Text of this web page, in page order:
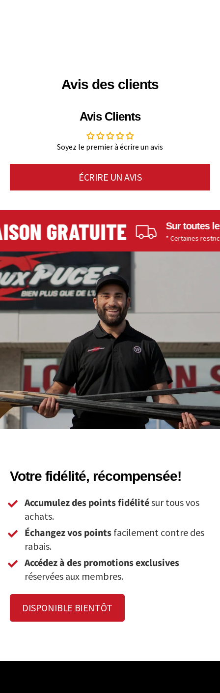
Avis des clients
Avis Clients
Soyez le premier à écrire un avis
ÉCRIRE UN AVIS
GRATUITE Sur toutes les
* Certaines
Votre fidélité, récompensée!
Accumulez des points fidélitésur tous vos
achats.
Échangez vos points facilement contre des
rabais.
Accédez à des promotions exclusives
réservées aux membres.
DISPONIBLE BIENTÔT